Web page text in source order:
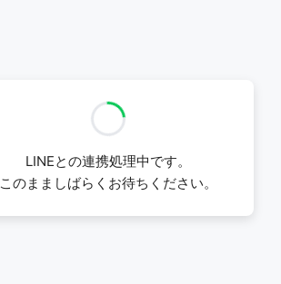
LINEとの連携処理中です。
このまましばらくお待ちください。